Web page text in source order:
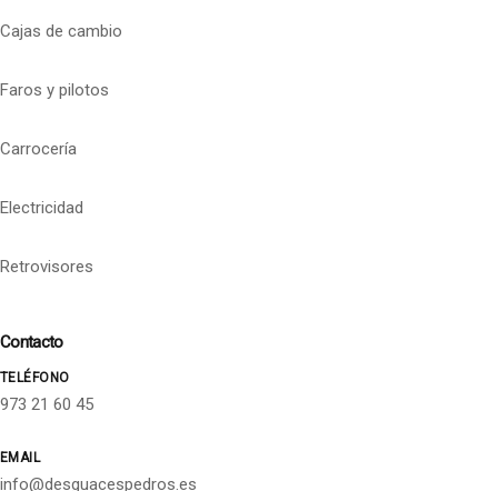
Cajas de cambio
Faros y pilotos
Carrocería
Electricidad
Retrovisores
Contacto
TELÉFONO
973 21 60 45
EMAIL
info@desguacespedros.es